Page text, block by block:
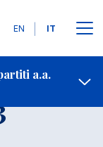
Lingue
EN IT
a.a.
Contatti